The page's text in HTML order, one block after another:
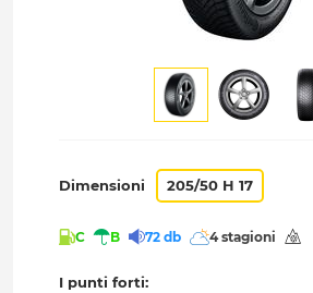
Dimensioni 205/50 H 17
C B 72 db 4 stagioni
I punti forti: